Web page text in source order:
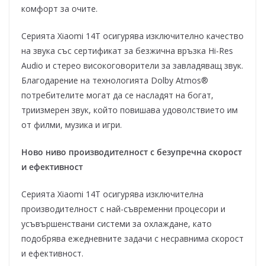
комфорт за очите.
Серията Xiaomi 14T осигурява изключително качество
на звука със сертификат за безжична връзка Hi-Res
Audio и стерео високоговорители за завладяващ звук.
Благодарение на технологията Dolby Atmos®
потребителите могат да се насладят на богат,
триизмерен звук, който повишава удоволствието им
от филми, музика и игри.
Ново ниво производителност с безупречна скорост
и ефективност
Серията Xiaomi 14T осигурява изключителна
производителност с най-съвременни процесори и
усъвършенствани системи за охлаждане, като
подобрява ежедневните задачи с несравнима скорост
и ефективност.